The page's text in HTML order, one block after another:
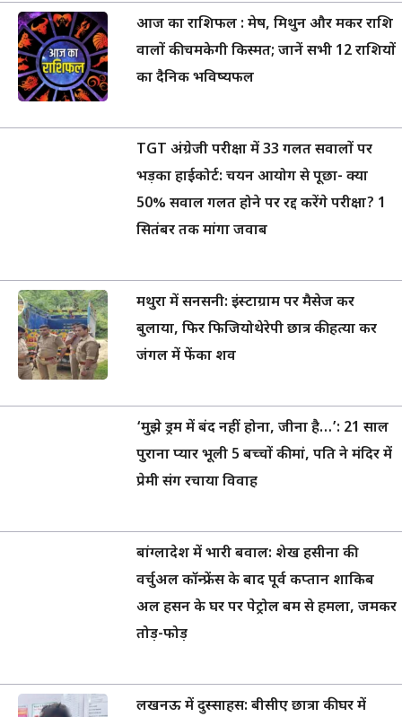
आज का राशिफल : मेष, मिथुन और मकर राशि
वालों की चमकेगी किस्मत; जानें सभी 12 राशियों
का दैनिक भविष्यफल
TGT अंग्रेजी परीक्षा में 33 गलत सवालों पर
भड़का हाईकोर्ट: चयन आयोग से पूछा- क्या
50% सवाल गलत होने पर रद्द करेंगे परीक्षा? 1
सितंबर तक मांगा जवाब
मथुरा में सनसनी: इंस्टाग्राम पर मैसेज कर
बुलाया, फिर फिजियोथेरेपी छात्र की हत्या कर
जंगल में फेंका शव
‘मुझे ड्रम में बंद नहीं होना, जीना है…’: 21 साल
पुराना प्यार भूली 5 बच्चों की मां, पति ने मंदिर में
प्रेमी संग रचाया विवाह
बांग्लादेश में भारी बवाल: शेख हसीना की
वर्चुअल कॉन्फ्रेंस के बाद पूर्व कप्तान शाकिब
अल हसन के घर पर पेट्रोल बम से हमला, जमकर
तोड़-फोड़
लखनऊ में दुस्साहस: बीसीए छात्रा की घर में